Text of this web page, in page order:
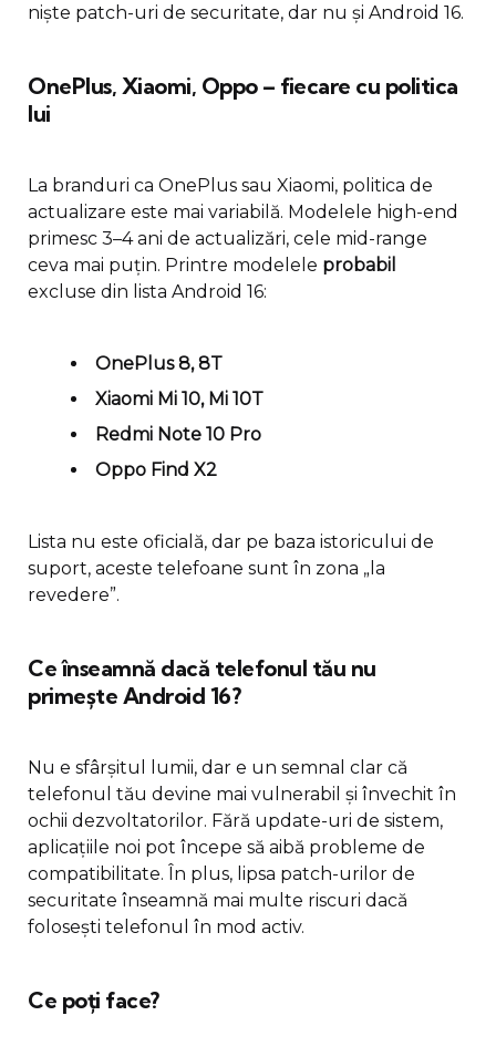
niște patch-uri de securitate, dar nu și Android 16.
OnePlus, Xiaomi, Oppo – fiecare cu politica
lui
La branduri ca OnePlus sau Xiaomi, politica de
actualizare este mai variabilă. Modelele high-end
primesc 3–4 ani de actualizări, cele mid-range
ceva mai puțin. Printre modelele probabil
excluse din lista Android 16:
OnePlus 8, 8T
Xiaomi Mi 10, Mi 10T
Redmi Note 10 Pro
Oppo Find X2
Lista nu este oficială, dar pe baza istoricului de
suport, aceste telefoane sunt în zona „la
revedere”.
Ce înseamnă dacă telefonul tău nu
primește Android 16?
Nu e sfârșitul lumii, dar e un semnal clar că
telefonul tău devine mai vulnerabil și învechit în
ochii dezvoltatorilor. Fără update-uri de sistem,
aplicațiile noi pot începe să aibă probleme de
compatibilitate. În plus, lipsa patch-urilor de
securitate înseamnă mai multe riscuri dacă
folosești telefonul în mod activ.
Ce poți face?